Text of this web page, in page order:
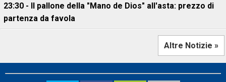
23:30 - Il pallone della "Mano de Dios" all'asta: prezzo di
partenza da favola
Altre Notizie »